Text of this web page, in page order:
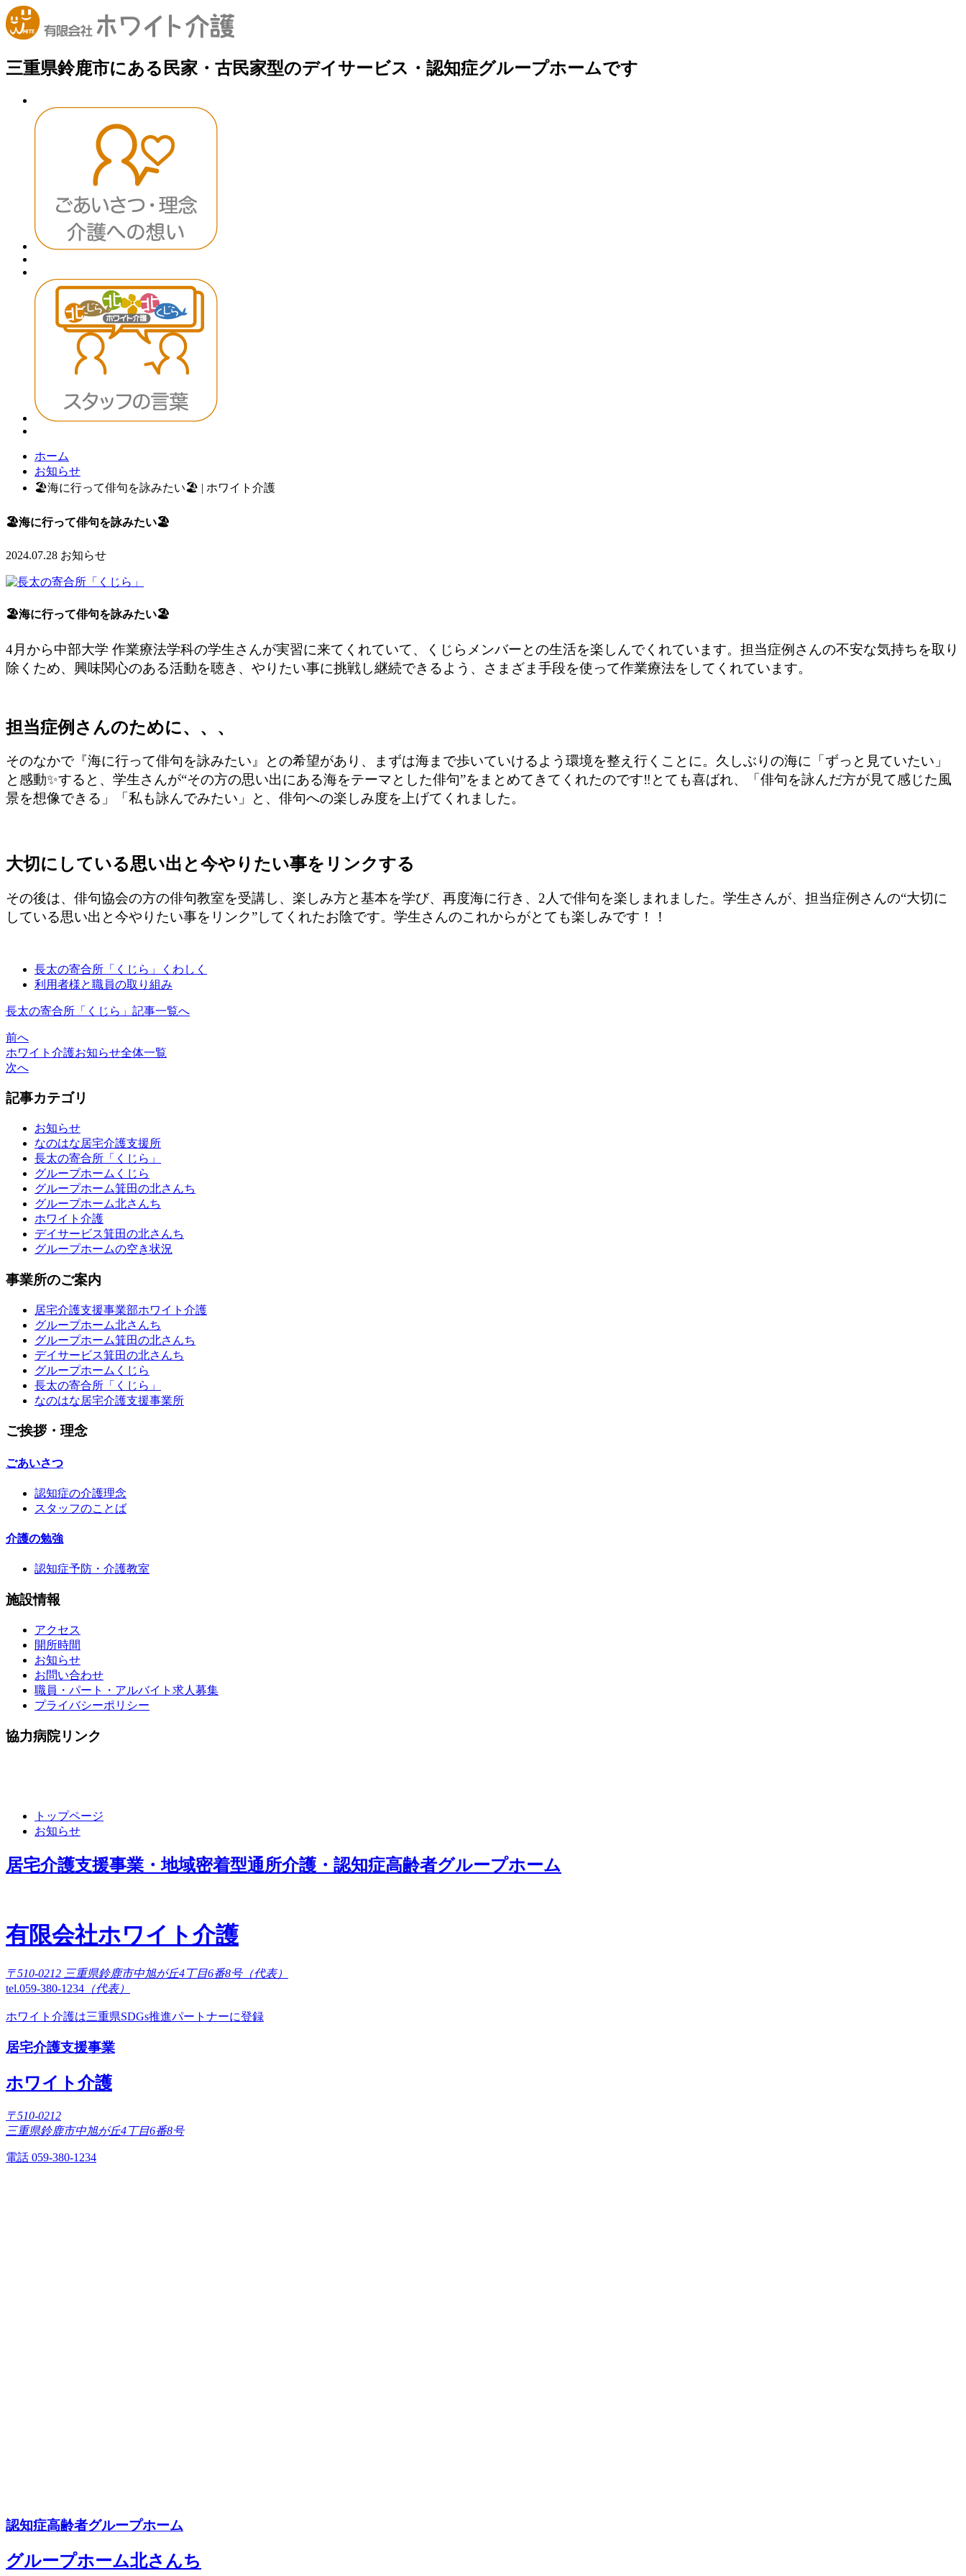
三重県鈴鹿市にある民家・古民家型のデイサービス・認知症グループホームです
ホーム
お知らせ
🏖️海に行って俳句を詠みたい🏖️ | ホワイト介護
🏖️海に行って俳句を詠みたい🏖️
2024.07.28 お知らせ
🏖海に行って俳句を詠みたい🏖
4月から中部大学 作業療法学科の学生さんが実習に来てくれていて、くじらメンバーとの生活を楽しんでくれています。担当症例さんの不安な気持ちを取り
除くため、興味関心のある活動を聴き、やりたい事に挑戦し継続できるよう、さまざま手段を使って作業療法をしてくれています。
担当症例さんのために、、、
そのなかで『海に行って俳句を詠みたい』との希望があり、まずは海まで歩いていけるよう環境を整え行くことに。久しぶりの海に「ずっと見ていたい」
と感動✨すると、学生さんが“その方の思い出にある海をテーマとした俳句”をまとめてきてくれたのです‼️とても喜ばれ、「俳句を詠んだ方が見て感じた風
景を想像できる」「私も詠んでみたい」と、俳句への楽しみ度を上げてくれました。
大切にしている思い出と今やりたい事をリンクする
その後は、俳句協会の方の俳句教室を受講し、楽しみ方と基本を学び、再度海に行き、2人で俳句を楽しまれました。学生さんが、担当症例さんの“大切に
している思い出と今やりたい事をリンク”してくれたお陰です。学生さんのこれからがとても楽しみです！！
長太の寄合所「くじら」くわしく
利用者様と職員の取り組み
長太の寄合所「くじら」記事一覧へ
前へ
ホワイト介護お知らせ全体一覧
次へ
記事カテゴリ
お知らせ
なのはな居宅介護支援所
長太の寄合所「くじら」
グループホームくじら
グループホーム箕田の北さんち
グループホーム北さんち
ホワイト介護
デイサービス箕田の北さんち
グループホームの空き状況
事業所のご案内
居宅介護支援事業部ホワイト介護
グループホーム北さんち
グループホーム箕田の北さんち
デイサービス箕田の北さんち
グループホームくじら
長太の寄合所「くじら」
なのはな居宅介護支援事業所
ご挨拶・理念
ごあいさつ
認知症の介護理念
スタッフのことば
介護の勉強
認知症予防・介護教室
施設情報
アクセス
開所時間
お知らせ
お問い合わせ
職員・パート・アルバイト求人募集
プライバシーポリシー
協力病院リンク
トップページ
お知らせ
居宅介護支援事業・地域密着型通所介護・認知症高齢者グループホーム
有限会社ホワイト介護
〒510-0212 三重県鈴鹿市中旭が丘4丁目6番8号（代表）
tel.059-380-1234 （代表）
ホワイト介護は三重県SDGs推進パートナーに登録
居宅介護支援事業
ホワイト介護
〒510-0212
三重県鈴鹿市中旭が丘4丁目6番8号
電話 059-380-1234
認知症高齢者グループホーム
グループホーム北さんち